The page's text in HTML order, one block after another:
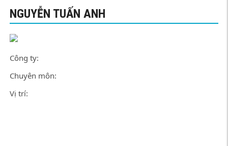
NGUYỄN TUẤN ANH
Công ty:
Chuyên môn:
Vị trí: